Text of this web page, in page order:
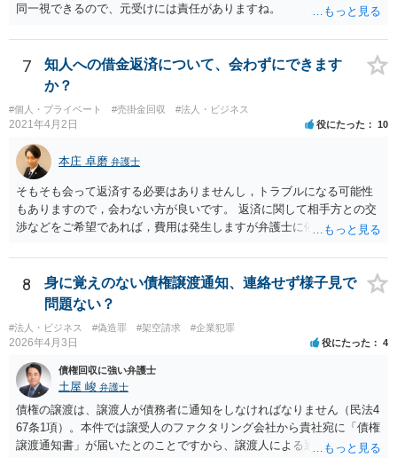
同一視できるので、元受けには責任がありますね。
7
知人への借金返済について、会わずにできます
か？
#個人・プライベート #売掛金回収 #法人・ビジネス
2021年4月2日 役にたった 10
本庄 卓磨 弁護士
そもそも会って返済する必要はありませんし，トラブルになる可能性
もありますので，会わない方が良いです。 返済に関して相手方との交
渉などをご希望であれば，費用は発生しますが弁護士に依頼すること
きますので，ご自身で対応する必要はなくなります。
8
身に覚えのない債権譲渡通知、連絡せず様子見で
問題ない？
#法人・ビジネス #偽造罪 #架空請求 #企業犯罪
2026年4月3日 役にたった 4
債権回収に強い弁護士
土屋 峻 弁護士
債権の譲渡は、譲渡人が債務者に通知をしなければなりません（民法4
67条1項）。本件では譲受人のファクタリング会社から貴社宛に「債権
譲渡通知書」が届いたとのことですから、譲渡人による通知ではない